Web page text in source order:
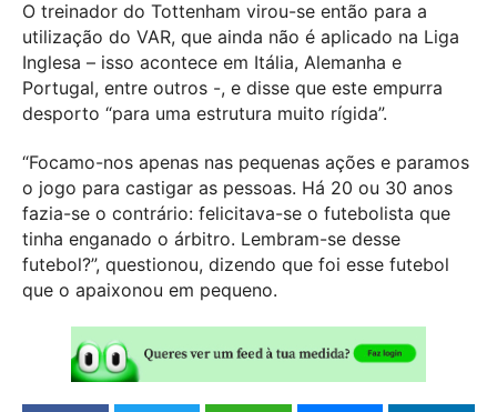
O treinador do Tottenham virou-se então para a
utilização do VAR, que ainda não é aplicado na Liga
Inglesa – isso acontece em Itália, Alemanha e
Portugal, entre outros -, e disse que este empurra
desporto “para uma estrutura muito rígida”.
“Focamo-nos apenas nas pequenas ações e paramos
o jogo para castigar as pessoas. Há 20 ou 30 anos
fazia-se o contrário: felicitava-se o futebolista que
tinha enganado o árbitro. Lembram-se desse
futebol?”, questionou, dizendo que foi esse futebol
que o apaixonou em pequeno.